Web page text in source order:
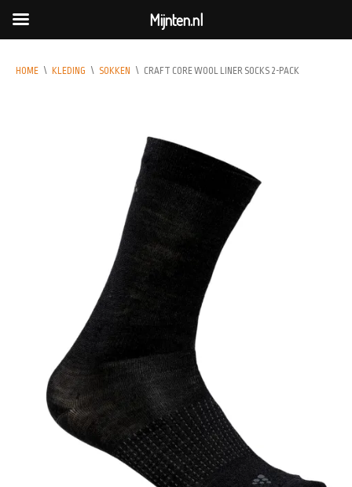
HOME \ KLEDING \ SOKKEN \ CRAFT CORE WOOL LINER SOCKS 2-PACK
Mijnten.nl